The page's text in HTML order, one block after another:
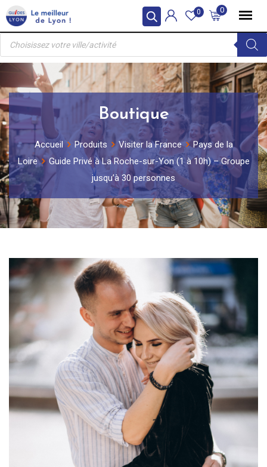
Skip
to
content
0
0
Recherche
produits
Boutique
Accueil Produits Visiter la France
Pays de la
Loire
Guide Privé à La Roche-sur-Yon (1 à 10h) – Groupe
jusqu’à 30 personnes